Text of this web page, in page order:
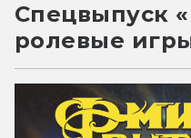
Спецвыпуск
ролевые